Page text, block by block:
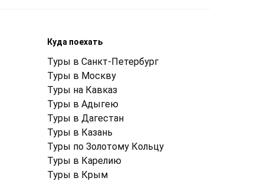
Куда поехать
Туры в Санкт-Петербург
Туры в Москву
Туры на Кавказ
Туры в Адыгею
Туры в Дагестан
Туры в Казань
Туры по Золотому Кольцу
Туры в Карелию
Туры в Крым